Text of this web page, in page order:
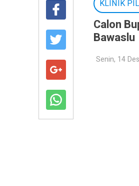
KLINIK
Calon
Bawaslu
Senin, 14